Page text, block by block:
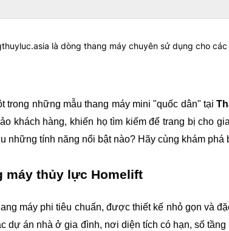
là dòng thang máy chuyên sử dụng cho
trong những mẫu thang máy mini "quốc dân" tại
khách hàng, khiến họ tìm kiếm để trang bị cho
những tính năng nổi bật nào? Hãy cùng khám phá
máy thủy lực Homelift
máy phi tiêu chuẩn, được thiết kế nhỏ gọn và
dự án nhà ở gia đình, nơi diện tích có hạn, số